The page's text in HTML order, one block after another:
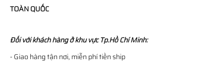
TOÀN QUỐC
Đối với khách hàng ở khu vực Tp.Hồ Chí Minh:
- Giao hàng tận nơi, miễn phí tiền ship